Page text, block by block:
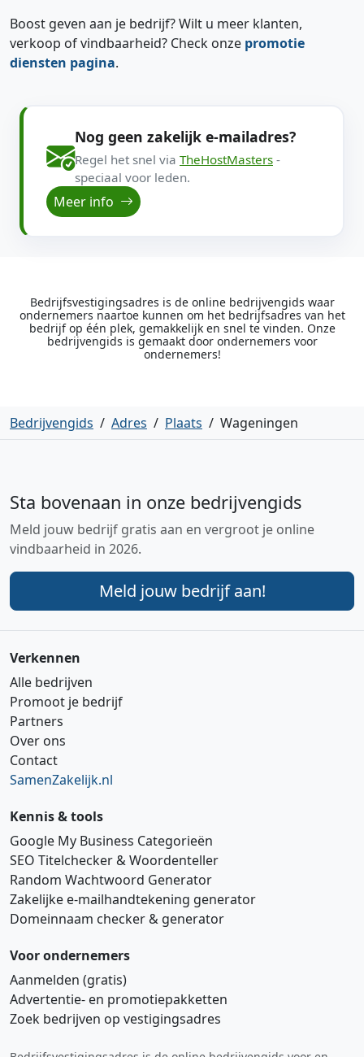
Boost geven aan je bedrijf? Wilt u meer klanten,
verkoop of vindbaarheid? Check onze promotie
diensten pagina.
Nog geen zakelijk e-mailadres?
Regel het snel via TheHostMasters -
speciaal voor leden.
Meer info
Bedrijfsvestigingsadres is de online bedrijvengids waar
ondernemers naartoe kunnen om het bedrijfsadres van het
bedrijf op één plek, gemakkelijk en snel te vinden. Onze
bedrijvengids is gemaakt door ondernemers voor
ondernemers!
Bedrijvengids / Adres / Plaats / Wageningen
Sta bovenaan in onze bedrijvengids
Meld jouw bedrijf gratis aan en vergroot je online
vindbaarheid in 2026.
Meld jouw bedrijf aan!
Verkennen
Alle bedrijven
Promoot je bedrijf
Partners
Over ons
Contact
SamenZakelijk.nl
Kennis & tools
Google My Business Categorieën
SEO Titelchecker & Woordenteller
Random Wachtwoord Generator
Zakelijke e‑mailhandtekening generator
Domeinnaam checker & generator
Voor ondernemers
Aanmelden (gratis)
Advertentie‑ en promotiepakketten
Zoek bedrijven op vestigingsadres